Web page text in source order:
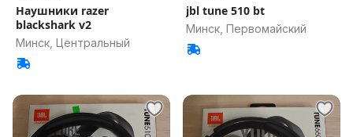
Наушники razer
blackshark v2
Минск, Центральный
jbl tune 510 bt
Минск, Первомайский